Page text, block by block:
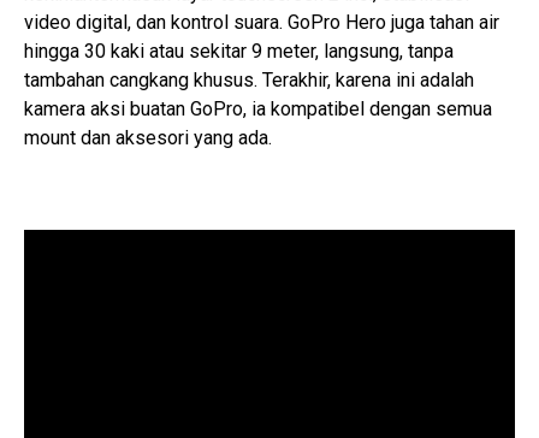
video digital, dan kontrol suara. GoPro Hero juga tahan air
hingga 30 kaki atau sekitar 9 meter, langsung, tanpa
tambahan cangkang khusus. Terakhir, karena ini adalah
kamera aksi buatan GoPro, ia kompatibel dengan semua
mount dan aksesori yang ada.